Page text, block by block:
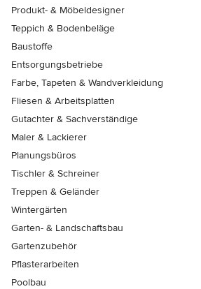
Produkt- & Möbeldesigner
Teppich & Bodenbeläge
Baustoffe
Entsorgungsbetriebe
Farbe, Tapeten & Wandverkleidung
Fliesen & Arbeitsplatten
Gutachter & Sachverständige
Maler & Lackierer
Planungsbüros
Tischler & Schreiner
Treppen & Geländer
Wintergärten
Garten- & Landschaftsbau
Gartenzubehör
Pflasterarbeiten
Poolbau